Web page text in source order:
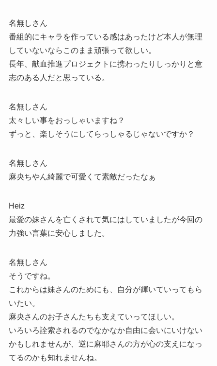
名無しさん
番組的にキャラを作っている感はあったけど本人が無理
していないならこのまま頑張って欲しい。
長年、献血推進プロジェクトに携わったりしっかりと意
志のある人だと思っている。
名無しさん
太々しい事をおっしゃいますね？
ずっと、楽しそうにしてらっしゃるじゃないですか？
名無しさん
麻央ちやん綺麗で可愛くて素敵だったなぁ
Heiz
最愛の妹さんを亡くされて気にはしていましたが今回の
力強い言葉に安心しました。
名無しさん
そうですね。
これからは妹さんのためにも、自分が輝いていってもら
いたい。
麻央さんのお子さんたちも支えていってほしい。
いろいろ詮索されるのでなかなか自由に会いにいけない
かもしれませんが、逆に麻耶さんの方が心の支えになっ
てるのかも知れませんね。